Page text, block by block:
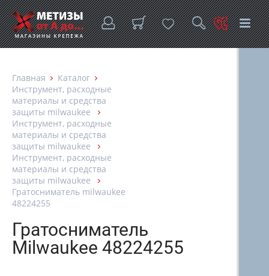
Главная
Каталог
Инструмент, расходные
материалы и средства
защиты milwaukee
Инструмент, расходные
материалы и средства
защиты milwaukee
Инструмент, расходные
материалы и средства
защиты milwaukee
Гратосниматель milwaukee
48224255
Гратосниматель
Milwaukee 48224255